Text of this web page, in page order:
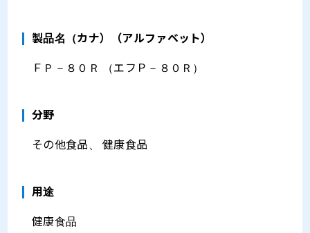
製品名（カナ）（アルファベット）
ＦＰ－８０Ｒ （エフＰ－８０Ｒ）
分野
その他食品、 健康食品
⽤途
健康食品